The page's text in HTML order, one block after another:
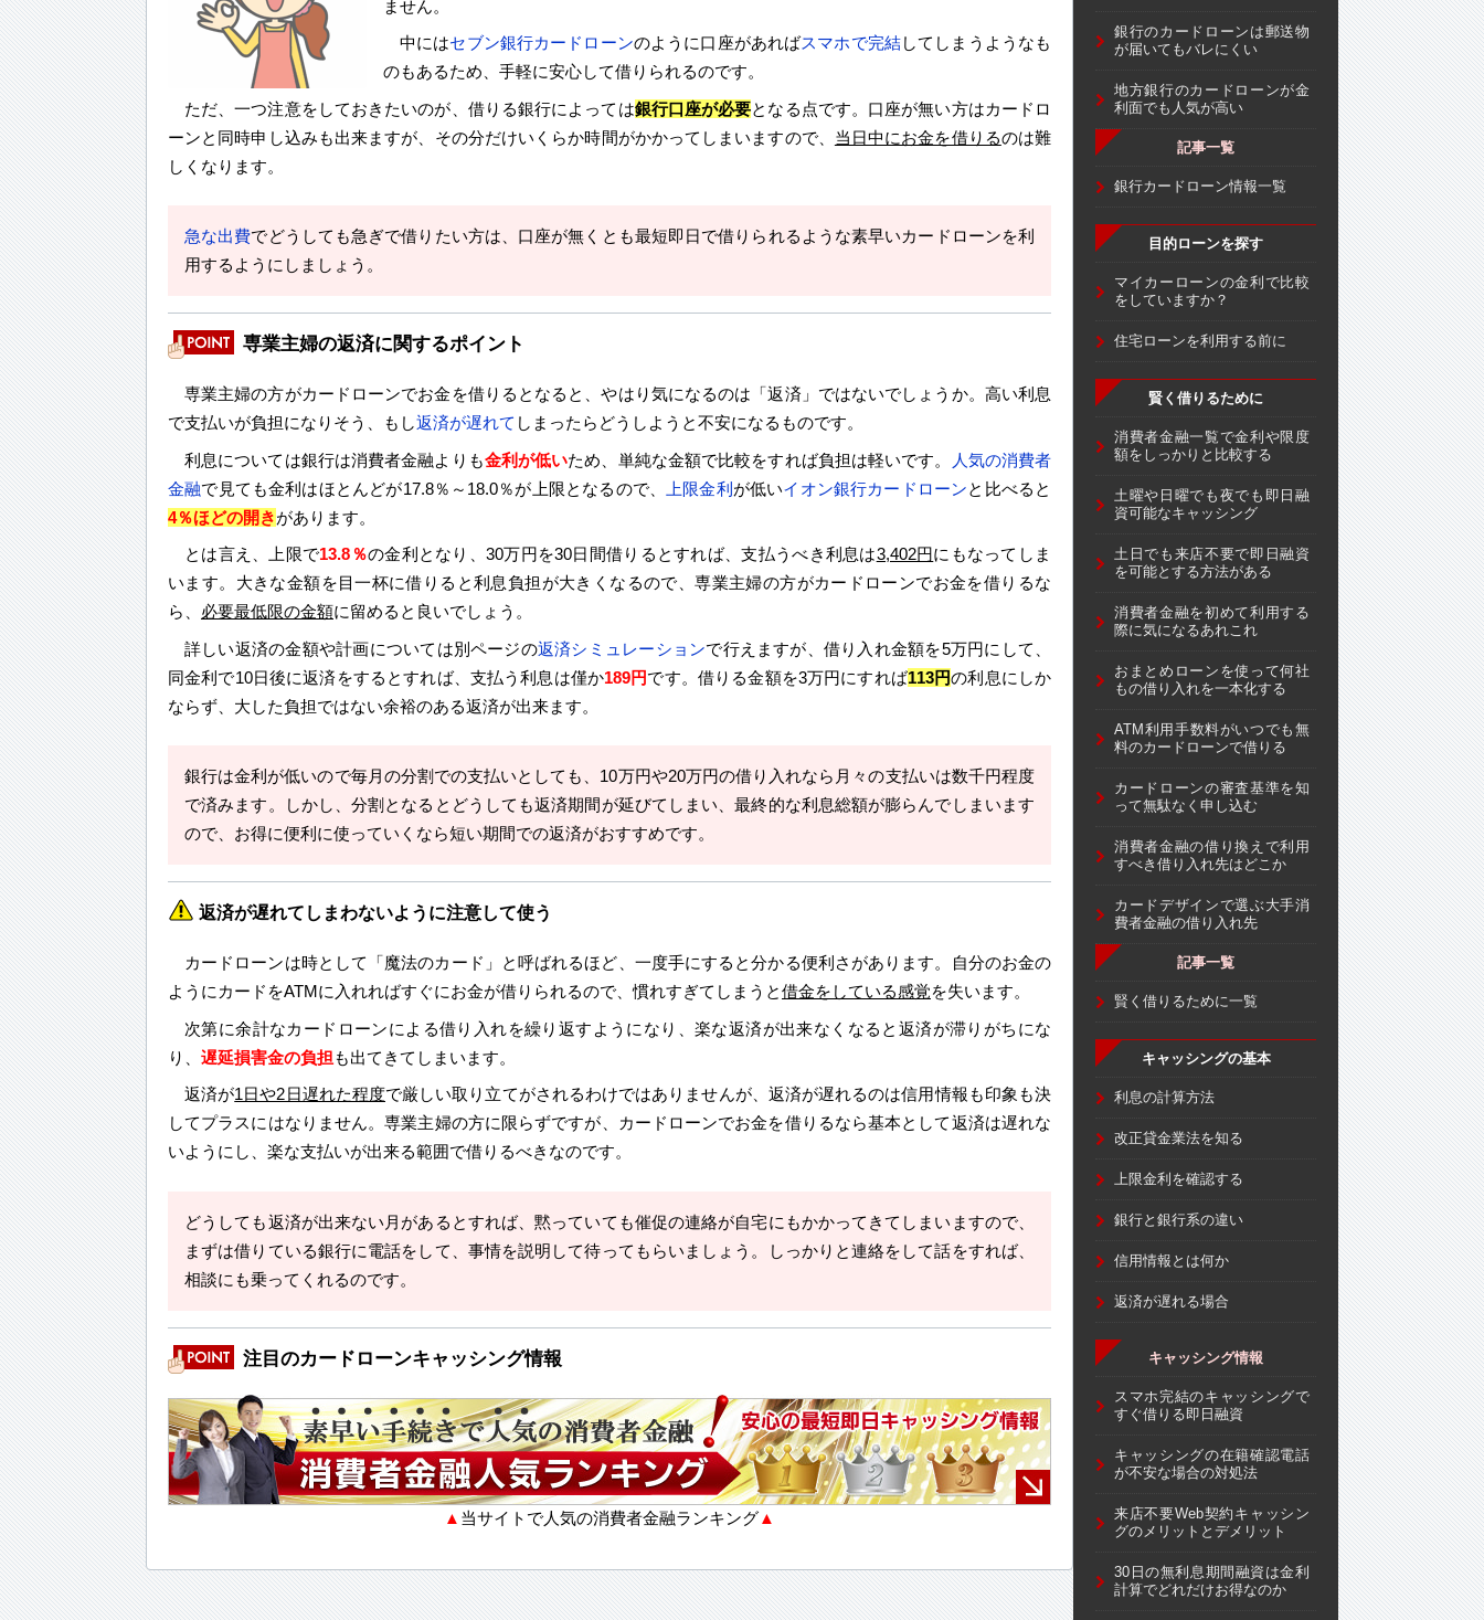
銀行のカードローンは郵送物
が届いてもバレにくい
地方銀行のカードローンが金
利面でも人気が高い
記事一覧
銀行カードローン情報一覧
目的ローンを探す
マイカーローンの金利で比較
をしていますか？
住宅ローンを利用する前に
賢く借りるために
消費者金融一覧で金利や限度
額をしっかりと比較する
土曜や日曜でも夜でも即日融
資可能なキャッシング
土日でも来店不要で即日融資
を可能とする方法がある
消費者金融を初めて利用する
際に気になるあれこれ
おまとめローンを使って何社
もの借り入れを一本化する
ATM利用手数料がいつでも無
料のカードローンで借りる
カードローンの審査基準を知
って無駄なく申し込む
消費者金融の借り換えで利用
すべき借り入れ先はどこか
カードデザインで選ぶ大手消
費者金融の借り入れ先
記事一覧
賢く借りるために一覧
キャッシングの基本
利息の計算方法
改正貸金業法を知る
上限金利を確認する
銀行と銀行系の違い
信用情報とは何か
返済が遅れる場合
キャッシング情報
スマホ完結のキャッシングで
すぐ借りる即日融資
キャッシングの在籍確認電話
が不安な場合の対処法
来店不要Web契約キャッシン
グのメリットとデメリット
30日の無利息期間融資は金利
計算でどれだけお得なのか
ません。
中にはセブン銀行カードローンのように口座があればスマホで完結してしまうようなも
のもあるため、手軽に安心して借りられるのです。
ただ、一つ注意をしておきたいのが、借りる銀行によっては銀行口座が必要となる点です。口座が無い方はカードロ
ーンと同時申し込みも出来ますが、その分だけいくらか時間がかかってしまいますので、 当日中にお金を借りるのは難
しくなります。
急な出費でどうしても急ぎで借りたい方は、口座が無くとも最短即日で借りられるような素早いカードローンを利
用するようにしましょう。
専業主婦の返済に関するポイント
専業主婦の方がカードローンでお金を借りるとなると、やはり気になるのは「返済」ではないでしょうか。高い利息
で支払いが負担になりそう、もし返済が遅れて しまったらどうしようと不安になるものです。
利息については銀行は消費者金融よりも金利が低いため、単純な金額で比較をすれば負担は軽いです。
人気の消費者
金融で見ても金利はほとんどが17.8％～18.0％が上限となるので、 上限金利 が低いイオン銀行カードローンと比べると
4％ほどの開きがあります。
とは言え、上限で13.8％の金利となり、30万円を30日間借りるとすれば、支払うべき利息は3,402円にもなってしま
います。大きな金額を目一杯に借りると利息負担が大きくなるので、専業主婦の方がカードローンでお金を借りるな
ら、 必要最低限の金額に留めると良いでしょう。
詳しい返済の金額や計画については別ページの返済シミュレーションで行えますが、借り入れ金額を5万円にして、
同金利で10日後に返済をするとすれば、支払う利息は僅か189円です。借りる金額を3万円にすれば113円の利息にしか
ならず、大した負担ではない余裕のある返済が出来ます。
銀行は金利が低いので毎月の分割での支払いとしても、10万円や20万円の借り入れなら月々の支払いは数千円程度
で済みます。しかし、分割となるとどうしても返済期間が延びてしまい、最終的な利息総額が膨らんでしまいます
ので、お得に便利に使っていくなら短い期間での返済がおすすめです。
返済が遅れてしまわないように注意して使う
カードローンは時として「魔法のカード」と呼ばれるほど、一度手にすると分かる便利さがあります。自分のお金の
ようにカードをATMに入れればすぐにお金が借りられるので、慣れすぎてしまうと借金をしている感覚を失います。
次第に余計なカードローンによる借り入れを繰り返すようになり、楽な返済が出来なくなると返済が滞りがちにな
り、 遅延損害金の負担も出てきてしまいます。
返済が1日や2日遅れた程度で厳しい取り立てがされるわけではありませんが、返済が遅れるのは信用情報も印象も決
してプラスにはなりません。専業主婦の方に限らずですが、カードローンでお金を借りるなら基本として返済は遅れな
いようにし、楽な支払いが出来る範囲で借りるべきなのです。
どうしても返済が出来ない月があるとすれば、黙っていても催促の連絡が自宅にもかかってきてしまいますので、
まずは借りている銀行に電話をして、事情を説明して待ってもらいましょう。しっかりと連絡をして話をすれば、
相談にも乗ってくれるのです。
注目のカードローンキャッシング情報
▲ 当サイトで人気の消費者金融ランキング▲